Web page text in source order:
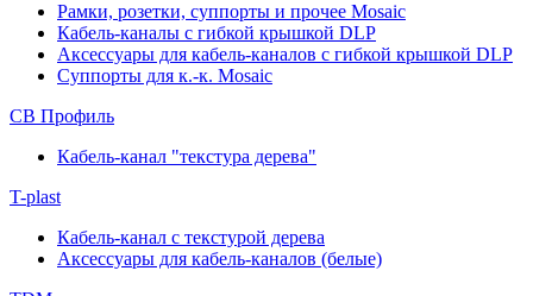
Рамки, розетки, суппорты и прочее Mosaic
Кабель-каналы с гибкой крышкой DLP
Аксессуары для кабель-каналов с гибкой крышкой DLP
Суппорты для к.-к. Mosaic
СВ Профиль
Кабель-канал "текстура дерева"
T-plast
Кабель-канал с текстурой дерева
Аксессуары для кабель-каналов (белые)